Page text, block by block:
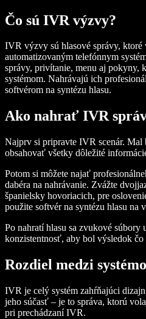
Čo sú IVR výzvy?
IVR výzvy sú hlasové správy,
automatizovaným telefónnym
správy, privítanie, menu aj pokyny,
systémom. Nahrávajú ich
softvérom na syntézu hlasu.
Ako nahrať IVR
Najprv si pripravte IVR scenár. Mal
obsahovať všetky dôležité
Potom si môžete najať
dabéra na nahrávanie. Zvážte
španielsky hovoriacich, pre
použite softvér na syntézu hlasu na
Po nahratí hlasu sa zvukové súbory
konzistentnosť, aby bol výsledok
Rozdiel medzi
IVR je celý systém zahŕňajúci
jeho súčasť – je to správa, ktorú
pri prechádzaní IVR.